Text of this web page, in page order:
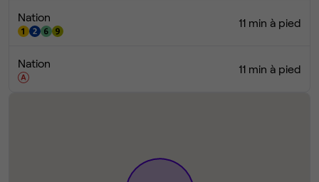
Nation 11 min à pied
Nation 11 min à pied